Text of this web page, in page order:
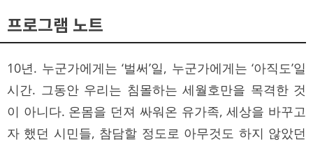
프로그램 노트
10년. 누군가에게는 ‘벌써’일, 누군가에게는 ‘아직도’일
시간. 그동안 우리는 침몰하는 세월호만을 목격한 것
이 아니다. 온몸을 던져 싸워온 유가족, 세상을 바꾸고
자 했던 시민들, 참담할 정도로 아무것도 하지 않았던